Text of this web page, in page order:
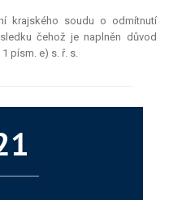
krajského soudu o odmítnutí
čehož je naplněn důvod
písm. e) s. ř. s.